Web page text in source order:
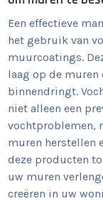
Een effectieve
het gebruik van
muurcoatings.
laag op de muren
binnendringt.
niet alleen een
vochtproblemen,
muren herstellen
deze producten
uw muren
creëren in uw